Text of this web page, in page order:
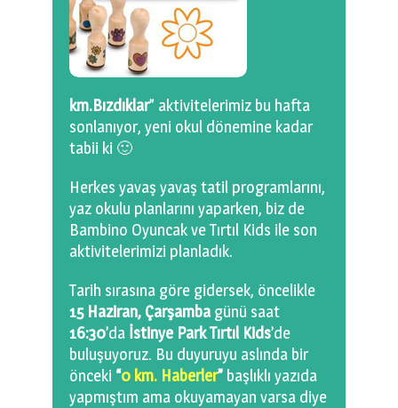
0 km.Bızdıklar Yazılarım
Filmlerimiz
Hadi Bize Yazın
km.Bızdıklar” aktivitelerimiz bu hafta
sonlanıyor, yeni okul dönemine kadar
tabii ki 🙂
Herkes yavaş yavaş tatil programlarını,
yaz okulu planlarını yaparken, biz de
Bambino Oyuncak ve Tırtıl Kids ile son
aktivitelerimizi planladık.
Tarih sırasına göre gidersek, öncelikle
15 Haziran, Çarşambagünü saat
16:30’da İstinye Park Tırtıl Kids’de
buluşuyoruz. Bu duyuruyu aslında bir
önceki “0 km. Haberler” başlıklı yazıda
yapmıştım ama okuyamayan varsa diye